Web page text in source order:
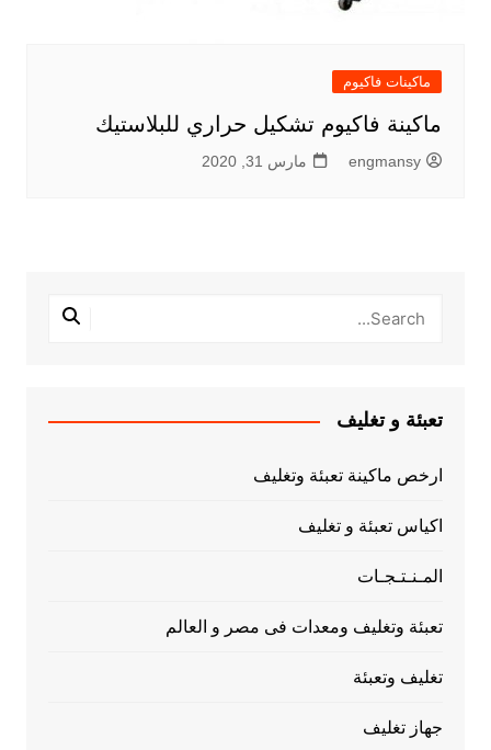
ماكينات فاكيوم
ماكينة فاكيوم تشكيل حراري للبلاستيك
engmansy مارس 31, 2020
تعبئة و تغليف
ارخص ماكينة تعبئة وتغليف
اكياس تعبئة و تغليف
المـنـتـجـات
تعبئة وتغليف ومعدات فى مصر و العالم
تغليف وتعبئة
جهاز تغليف